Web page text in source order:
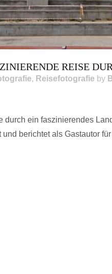
REISE
, Reisefotografie by
durch ein faszinierendes
berichtet als Gastautor